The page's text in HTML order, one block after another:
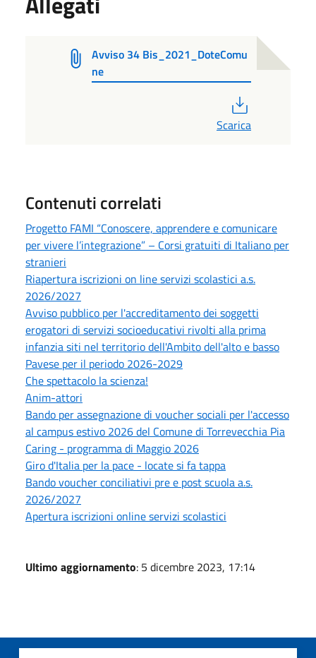
Avviso 34 Bis_2021_DoteComu
ne
Scarica
Contenuti correlati
Progetto FAMI “Conoscere, apprendere e comunicare
per vivere l’integrazione” – Corsi gratuiti di Italiano per
stranieri
Riapertura iscrizioni on line servizi scolastici a.s.
2026/2027
Avviso pubblico per l'accreditamento dei soggetti
erogatori di servizi socioeducativi rivolti alla prima
infanzia siti nel territorio dell'Ambito dell'alto e basso
Pavese per il periodo 2026-2029
Che spettacolo la scienza!
Anim-attori
Bando per assegnazione di voucher sociali per l'accesso
al campus estivo 2026 del Comune di Torrevecchia Pia
Caring - programma di Maggio 2026
Giro d'Italia per la pace - locate si fa tappa
Bando voucher conciliativi pre e post scuola a.s.
2026/2027
Apertura iscrizioni online servizi scolastici
Ultimo aggiornamento: 5 dicembre 2023, 17:14